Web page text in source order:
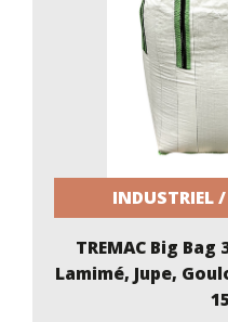
INDUSTRIEL
TREMAC Big
Lamimé, Jupe,